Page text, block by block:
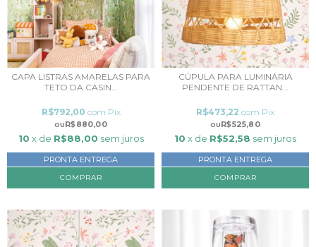
CAPA LISTRAS AMARELAS PARA
TETO DA CASIN...
R$880,00
R$792,00 com Pix
10 x de R$88,00 sem juros
PRONTA ENTREGA
CÚPULA PARA LUMINÁRIA
PENDENTE DE RATTAN...
R$525,80
R$473,22 com Pix
10 x de R$52,58 sem juros
PRONTA ENTREGA